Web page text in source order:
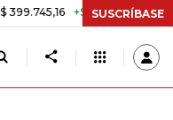
+$ 2.295,71 +0,58%
SUSCRÍBASE